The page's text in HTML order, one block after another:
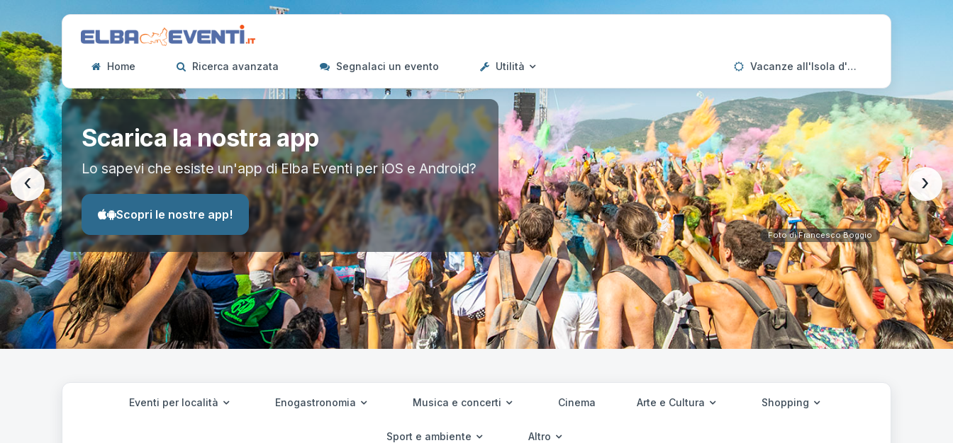
Home Ricerca avanzata Segnalaci un evento Utilità Vacanze all'Isola d'Elba
Scarica la nostra app
Lo sapevi che esiste un'app di Elba Eventi per iOS e Android?
Scopri le nostre app!
Foto di Francesco Boggio
‹ ›
Eventi per località Enogastronomia Musica e concerti Cinema Arte e Cultura Shopping
Sport e ambiente Altro